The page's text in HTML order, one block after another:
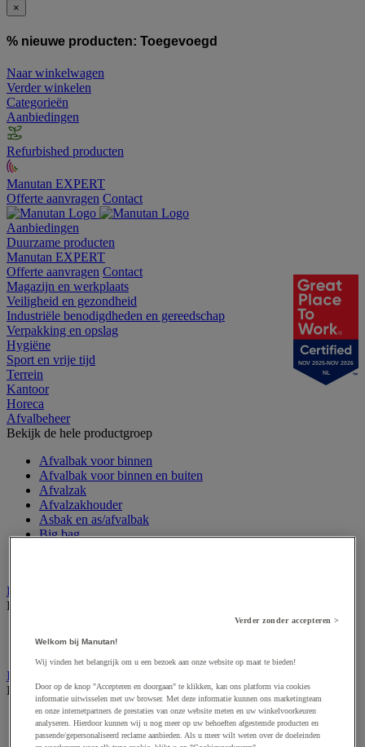
×
% nieuwe producten: Toegevoegd
Naar winkelwagen
Verder winkelen
Categorieën
Aanbiedingen
Refurbished producten
Manutan EXPERT
Offerte aanvragen Contact
Aanbiedingen
Duurzame producten
Manutan EXPERT
Offerte aanvragen Contact
Magazijn en werkplaats
Veiligheid en gezondheid
Industriële benodigdheden en gereedschap
Verpakking en opslag
Hygiëne
Sport en vrije tijd
Terrein
Kantoor
Horeca
Afvalbeheer
Bekijk de hele productgroep
Afvalbak voor binnen
Afvalbak voor binnen en buiten
Afvalzak
Afvalzakhouder
Asbak en as/afvalbak
Big bag
Handdoeken en handdoekdispenser
Bekijk de hele productgroep
Handdoekdispenser en toebehoren
Industrieel reinigen
Bekijk de hele productgroep
Dispenser voor industrieel poetspapier
Industriële poetsrollen
NOV 2025-NOV 2026
NL
Verder zonder accepteren >
Welkom bij Manutan!
Wij vinden het belangrijk om u een bezoek aan onze website op maat te bieden!
Door op de knop "Accepteren en doorgaan" te klikken, kan ons platform via cookies
informatie uitwisselen met uw browser. Met deze informatie kunnen ons marketingteam
en onze internetpartners de prestaties van onze website meten en uw winkelvoorkeuren
analyseren. Hierdoor kunnen wij u nog meer op uw behoeften afgestemde producten en
passende/gepersonaliseerd reclame aanbieden. Als u meer wilt weten over de doeleinden